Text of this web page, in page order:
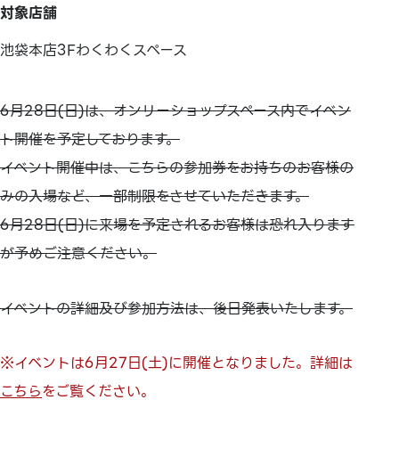
対象店舗
池袋本店3Fわくわくスペース
6月28日(日)は、オンリーショップスペース内でイベン
ト開催を予定しております。
イベント開催中は、こちらの参加券をお持ちのお客様の
みの入場など、一部制限をさせていただきます。
6月28日(日)に来場を予定されるお客様は恐れ入ります
が予めご注意ください。
イベントの詳細及び参加方法は、後日発表いたします。
※イベントは6月27日(土)に開催となりました。詳細は
こちらをご覧ください。